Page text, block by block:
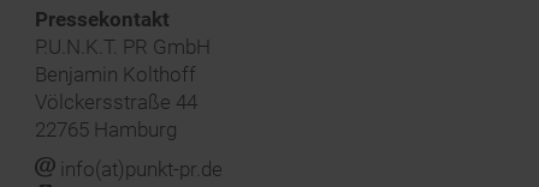
‍Pressekontakt
P.U.N.K.T. PR GmbH
Benjamin Kolthoff
Völckersstraße 44
22765 Hamburg
j info(at)punkt-pr.de